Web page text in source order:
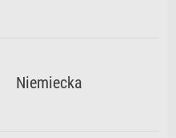
Niemiecka